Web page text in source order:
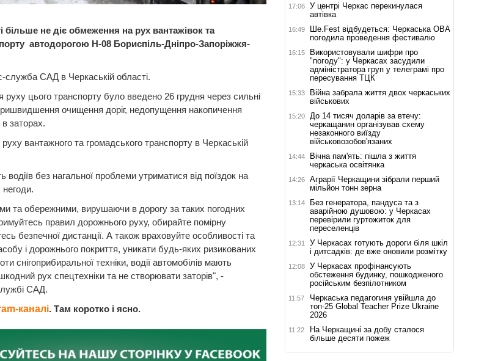
більше не діє обмеження на рух вантажівок та
автодорогою Н-08 Бориспіль-Дніпро-Запоріжжя-
служба САД в Черкаській області.
цього транспорту було введено 26 грудня через сильні
очищення доріг, недопущення накопичення
заторах.
вантажного та громадського транспорту в Черкаській
без нагальної проблеми утриматися від поїздок на
та обережними, вирушаючи в дорогу за таких погодних
правил дорожнього руху, обирайте помірну
безпечної дистанції. А також враховуйте особливості та
і дорожнього покриття, уникати будь-яких ризикованих
снігоприбиральної техніки, водії автомобілів мають
рух спецтехніки та не створювати заторів", -
САД.
каналі. Там коротко і ясно.
17:06
У центрі Черкас перекинулася
автівка
16:49
Ше.Fest відбудеться: Черкаська ОВА
погодила проведення фестивалю
16:15
Використовували шифри про
"погоду": у Черкасах засудили
адміністратора груп у телеграмі про
пересування ТЦК
15:33
Війна забрала життя двох черкаських
військових
15:20
До 14 тисяч доларів за втечу:
черкащанин організував схему
незаконного виїзду
військовозобов'язаних
14:44
Вічна пам'ять: пішла з життя
черкаська освітянка
14:26
Аграрії Черкащини зібрали перший
мільйон тонн зерна
13:14
Без генератора, пандуса та з
аварійною душовою: у Черкасах
перевірили гуртожиток для
переселенців
12:31
У Черкасах готують дороги біля шкіл
і дитсадків: де вже оновили розмітку
12:08
У Черкасах профінансують
обстеження будинку, пошкодженого
російським безпілотником
11:57
Черкаська педагогиня увійшла до
топ-25 Global Teacher Prize Ukraine
2026
11:22
На Черкащині за добу сталося
більше десяти пожеж